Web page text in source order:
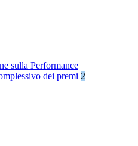
sulla Performance
dei premi 2